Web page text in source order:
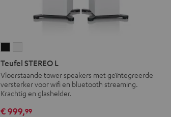
STEREO
Zwart
STEREO
Wit
Teufel STEREO L
Vloerstaande tower speakers met geïntegreerde
versterker voor wifi en bluetooth streaming.
Krachtig en glashelder.
€ 999,99